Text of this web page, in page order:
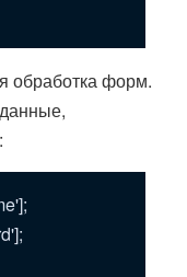
обработка форм.